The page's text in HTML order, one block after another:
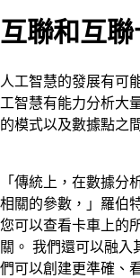
互聯和互
人工智慧的發展有可
工智慧有能力分析大
的模式以及數據點之
「傳統上，在數據
相關的參數，」羅伯
您可以查看卡車上的
關。 我們還可以融入
們可以創建更準確、